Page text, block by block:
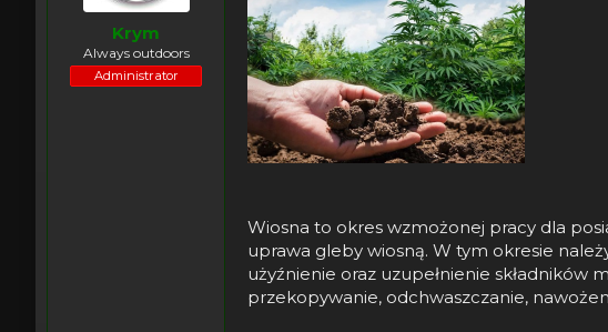
y
Krym
Always outdoors
Administrator
Wiosna to okres wzmożonej pracy dla
uprawa gleby wiosną. W tym okresie
użyźnienie oraz uzupełnienie
przekopywanie, odchwaszczanie,